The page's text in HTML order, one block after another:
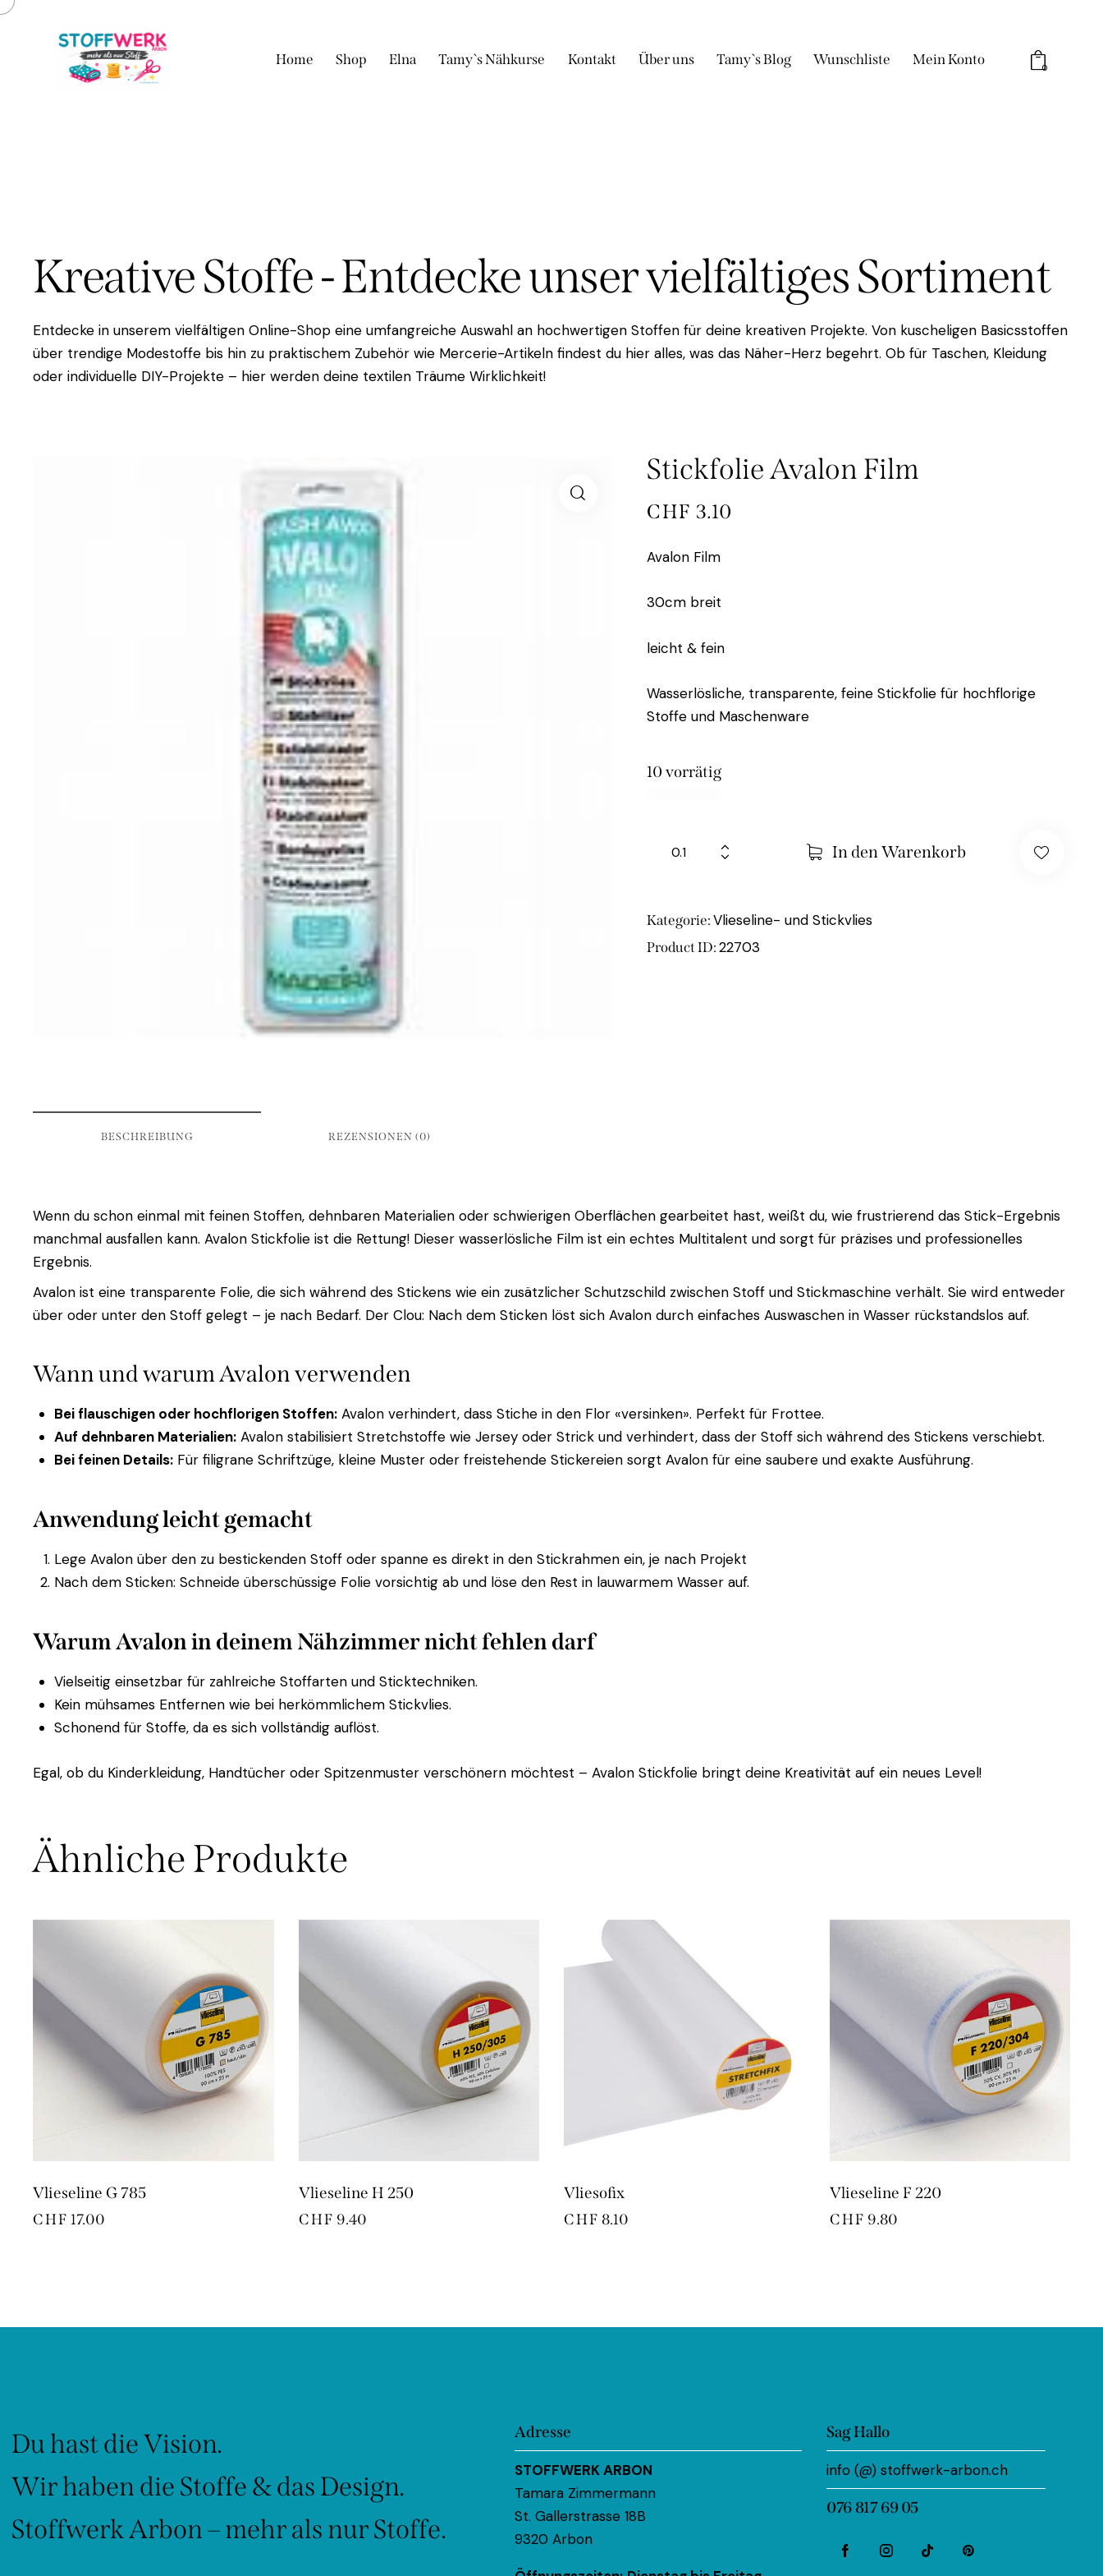
Home Shop Elna Tamy`s Nähkurse Kontakt Über uns Tamy`s Blog Wunschliste Mein Konto 0
Kreative Stoffe - Entdecke unser vielfältiges Sortiment
Entdecke in unserem vielfältigen Online-Shop eine umfangreiche Auswahl an hochwertigen Stoffen für deine kreativen Projekte. Von kuscheligen Basicsstoffen
über trendige Modestoffe bis hin zu praktischem Zubehör wie Mercerie-Artikeln findest du hier alles, was das Näher-Herz begehrt. Ob für Taschen, Kleidung
oder individuelle DIY-Projekte – hier werden deine textilen Träume Wirklichkeit!
Stickfolie Avalon Film
CHF 3.10
Avalon Film
30cm breit
leicht & fein
Wasserlösliche, transparente, feine Stickfolie für hochflorige
Stoffe und Maschenware
10 vorrätig
In den Warenkorb
Kategorie:Vlieseline- und Stickvlies
Product ID:22703
BESCHREIBUNG REZENSIONEN (0)
Wenn du schon einmal mit feinen Stoffen, dehnbaren Materialien oder schwierigen Oberflächen gearbeitet hast, weißt du, wie frustrierend das Stick-Ergebnis
manchmal ausfallen kann. Avalon Stickfolie ist die Rettung! Dieser wasserlösliche Film ist ein echtes Multitalent und sorgt für präzises und professionelles
Ergebnis.
Avalon ist eine transparente Folie, die sich während des Stickens wie ein zusätzlicher Schutzschild zwischen Stoff und Stickmaschine verhält. Sie wird entweder
über oder unter den Stoff gelegt – je nach Bedarf. Der Clou: Nach dem Sticken löst sich Avalon durch einfaches Auswaschen in Wasser rückstandslos auf.
Wann und warum Avalon verwenden
Bei flauschigen oder hochflorigen Stoffen:Avalon verhindert, dass Stiche in den Flor «versinken». Perfekt für Frottee.
Auf dehnbaren Materialien:Avalon stabilisiert Stretchstoffe wie Jersey oder Strick und verhindert, dass der Stoff sich während des Stickens verschiebt.
Bei feinen Details:Für filigrane Schriftzüge, kleine Muster oder freistehende Stickereien sorgt Avalon für eine saubere und exakte Ausführung.
Anwendung leicht gemacht
Lege Avalon über den zu bestickenden Stoff oder spanne es direkt in den Stickrahmen ein, je nach Projekt
Nach dem Sticken: Schneide überschüssige Folie vorsichtig ab und löse den Rest in lauwarmem Wasser auf.
Warum Avalon in deinem Nähzimmer nicht fehlen darf
Vielseitig einsetzbar für zahlreiche Stoffarten und Sticktechniken.
Kein mühsames Entfernen wie bei herkömmlichem Stickvlies.
Schonend für Stoffe, da es sich vollständig auflöst.
Egal, ob du Kinderkleidung, Handtücher oder Spitzenmuster verschönern möchtest – Avalon Stickfolie bringt deine Kreativität auf ein neues Level!
Ähnliche Produkte
Vlieseline G 785
CHF 17.00
Vlieseline H 250
CHF 9.40
Vliesofix
CHF 8.10
Vlieseline F 220
CHF 9.80
Du hast die Vision.
Wir haben die Stoffe & das Design.
Stoffwerk Arbon – mehr als nur Stoffe.
Adresse
STOFFWERK ARBON
Tamara Zimmermann
St. Gallerstrasse 18B
9320 Arbon
Sag Hallo
info (@) stoffwerk-arbon.ch
076 817 69 05